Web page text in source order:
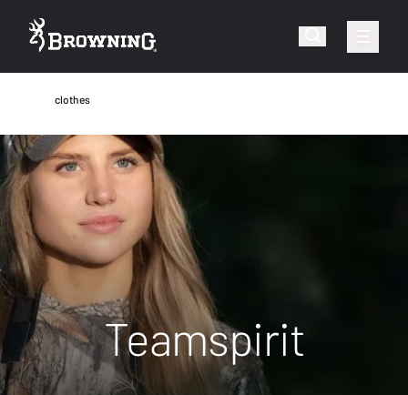
clothes
Teamspirit